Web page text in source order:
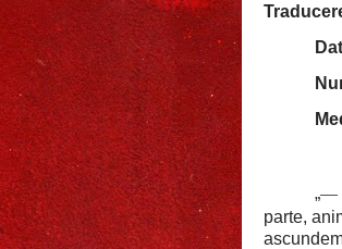
„—
parte,